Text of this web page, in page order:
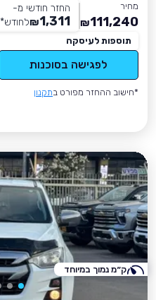
מחיר
111,240
₪
החזר חודשי מ-
1,311
₪לחודש*
תוספות לעיסקה
לפגישה בסוכנות
*חישוב ההחזר מפורט בתקנון
ק״מ נמוך במיוחד